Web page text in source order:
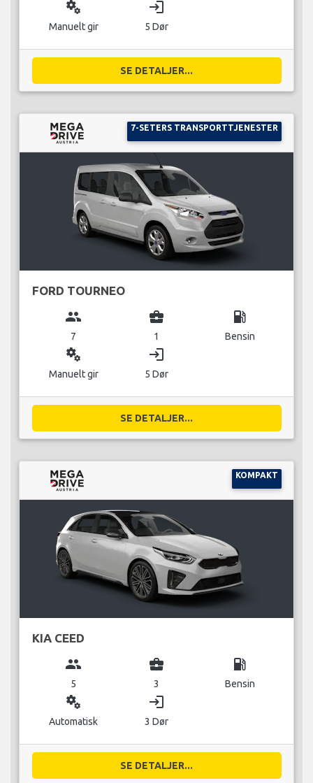
miscellaneous_services
Manuelt gir
login
5 Dør
SE DETALJER...
7-SETERS TRANSPORTTJENESTER
FORD TOURNEO
group
7
business_center
1
local_gas_station
Bensin
miscellaneous_services
Manuelt gir
login
5 Dør
SE DETALJER...
KOMPAKT
KIA CEED
group
5
business_center
3
local_gas_station
Bensin
miscellaneous_services
Automatisk
login
3 Dør
SE DETALJER...